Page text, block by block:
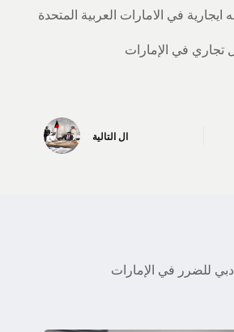
ايجارية في الامارات العربية المتحدة
تجاري في الإمارات
ال التالية
للضرر في الإمارات